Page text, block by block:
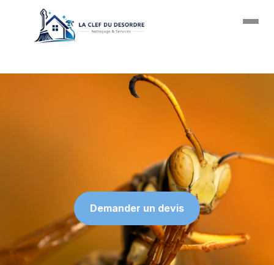
Passer au contenu principal
Demander un devis